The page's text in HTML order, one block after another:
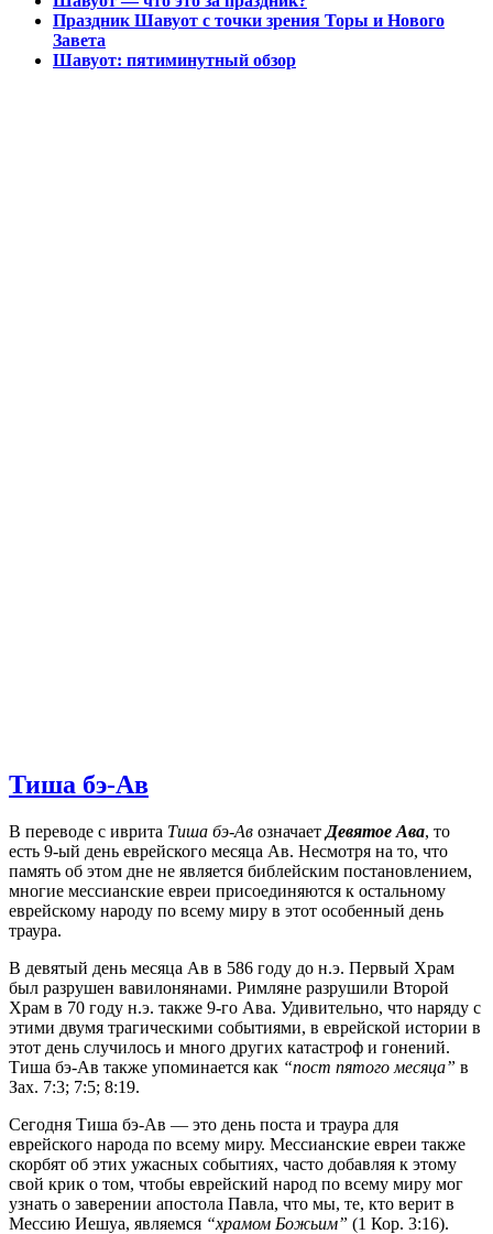
Праздник Шавуот с точки зрения Торы и Нового
Завета
Шавуот: пятиминутный обзор
Тиша бэ-Ав
В переводе с иврита Тиша бэ-Ав означает Девятое Ава, то
есть 9-ый день еврейского месяца Ав. Несмотря на то, что
память об этом дне не является библейским постановлением,
многие мессианские евреи присоединяются к остальному
еврейскому народу по всему миру в этот особенный день
траура.
В девятый день месяца Ав в 586 году до н.э. Первый Храм
был разрушен вавилонянами. Римляне разрушили Второй
Храм в 70 году н.э. также 9-го Ава. Удивительно, что наряду с
этими двумя трагическими событиями, в еврейской истории в
этот день случилось и много других катастроф и гонений.
Тиша бэ-Ав также упоминается как “пост пятого месяца” в
Зах. 7:3; 7:5; 8:19.
Сегодня Тиша бэ-Ав — это день поста и траура для
еврейского народа по всему миру. Мессианские евреи также
скорбят об этих ужасных событиях, часто добавляя к этому
свой крик о том, чтобы еврейский народ по всему миру мог
узнать о заверении апостола Павла, что мы, те, кто верит в
Мессию Иешуа, являемся “храмом Божьим” (1 Кор. 3:16).